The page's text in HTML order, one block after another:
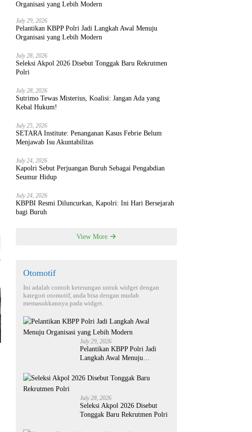
July 29, 2026
Pelantikan KBPP Polri Jadi Langkah Awal Menuju
Organisasi yang Lebih Modern
July 28, 2026
Seleksi Akpol 2026 Disebut Tonggak Baru Rekrutmen
Polri
July 28, 2026
Sutrimo Tewas Misterius, Koalisi: Jangan Ada yang
Kebal Hukum!
July 25, 2026
SETARA Institute: Penanganan Kasus Febrie Belum
Menjawab Isu Akuntabilitas
July 24, 2026
Kapolri Sebut Perjuangan Buruh Sebagai Pengabdian
Seumur Hidup
July 24, 2026
KBPBI Resmi Diluncurkan, Kapolri: Ini Hari Bersejarah
bagi Buruh
View More
Otomotif
Ini adalah contoh keterangan untuk widget dengan
kategori otomotif, anda bisa dengan mudah
memasukkannya pada widget.
July 29, 2026
Pelantikan KBPP Polri Jadi
Langkah Awal Menuju
July 28, 2026
Seleksi Akpol 2026 Disebut
Tonggak Baru Rekrutmen Polri